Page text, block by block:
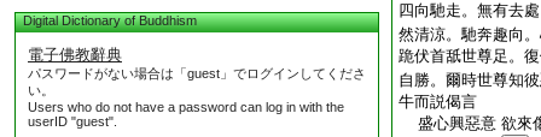
Digital Dictionary of Buddhism
電子佛教辭典
パスワードがない場合は「guest」でログインしてくださ
い。
Users who do not have a password can log in with the
userID "guest".
四向馳走。無有去
然清涼。馳奔趣向
跪伏首舐世尊足。
自勝。爾時世尊知
牛而説偈言
盛心興惡意 欲來